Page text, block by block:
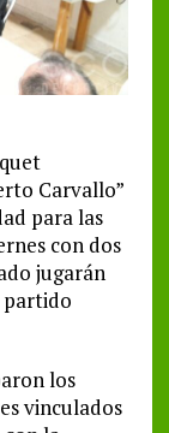
Carvallo”
para las
con dos
jugarán
partido
los
vinculados